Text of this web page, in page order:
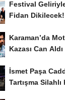
Festival
Fidan Dikilecek!
Karaman’da
Kazası Can Aldı
İsmet Paşa
Tartışma Silahlı